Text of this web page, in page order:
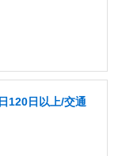
120日以上/交通